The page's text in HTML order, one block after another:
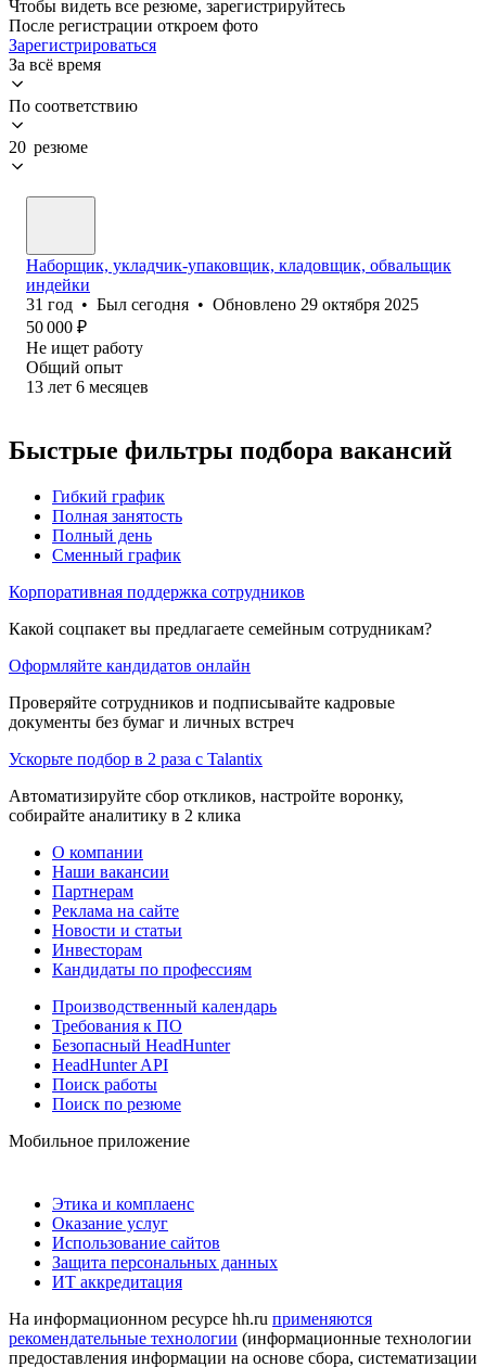
Чтобы видеть все резюме, зарегистрируйтесь
После регистрации откроем фото
Зарегистрироваться
За всё время
По соответствию
20 резюме
Наборщик, укладчик-упаковщик, кладовщик, обвальщик
индейки
31 год • Был сегодня • Обновлено 29 октября 2025
50 000 ₽
Не ищет работу
Общий опыт
13 лет 6 месяцев
Быстрые фильтры подбора вакансий
Гибкий график
Полная занятость
Полный день
Сменный график
Корпоративная поддержка сотрудников
Какой соцпакет вы предлагаете семейным сотрудникам?
Оформляйте кандидатов онлайн
Проверяйте сотрудников и подписывайте кадровые
документы без бумаг и личных встреч
Ускорьте подбор в 2 раза с Talantix
Автоматизируйте сбор откликов, настройте воронку,
собирайте аналитику в 2 клика
О компании
Наши вакансии
Партнерам
Реклама на сайте
Новости и статьи
Инвесторам
Кандидаты по профессиям
Производственный календарь
Требования к ПО
Безопасный HeadHunter
HeadHunter API
Поиск работы
Поиск по резюме
Мобильное приложение
Этика и комплаенс
Оказание услуг
Использование сайтов
Защита персональных данных
ИТ аккредитация
На информационном ресурсе hh.ru применяются
рекомендательные технологии (информационные технологии
предоставления информации на основе сбора, систематизации